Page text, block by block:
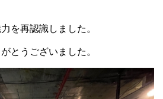
を再認識しました。
とうございました。